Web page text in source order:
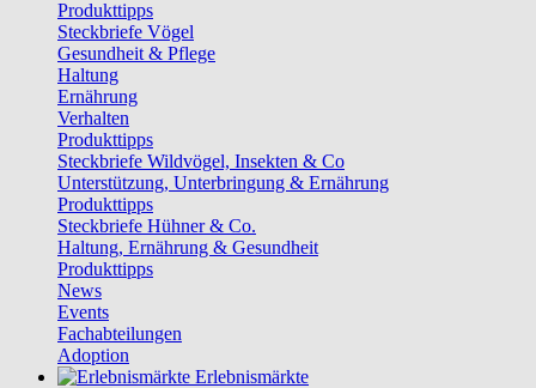
Produkttipps
Steckbriefe Vögel
Gesundheit & Pflege
Haltung
Ernährung
Verhalten
Produkttipps
Steckbriefe Wildvögel, Insekten & Co
Unterstützung, Unterbringung & Ernährung
Produkttipps
Steckbriefe Hühner & Co.
Haltung, Ernährung & Gesundheit
Produkttipps
News
Events
Fachabteilungen
Adoption
Erlebnismärkte